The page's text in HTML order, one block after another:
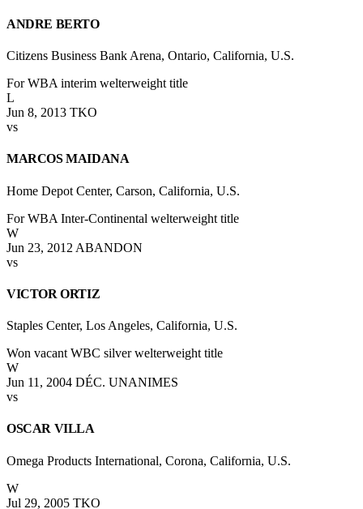
ANDRE BERTO
Citizens Business Bank Arena, Ontario, California, U.S.
For WBA interim welterweight title
L
Jun 8, 2013 TKO
vs
MARCOS MAIDANA
Home Depot Center, Carson, California, U.S.
For WBA Inter-Continental welterweight title
W
Jun 23, 2012 ABANDON
vs
VICTOR ORTIZ
Staples Center, Los Angeles, California, U.S.
Won vacant WBC silver welterweight title
W
Jun 11, 2004 DÉC. UNANIMES
vs
OSCAR VILLA
Omega Products International, Corona, California, U.S.
W
Jul 29, 2005 TKO